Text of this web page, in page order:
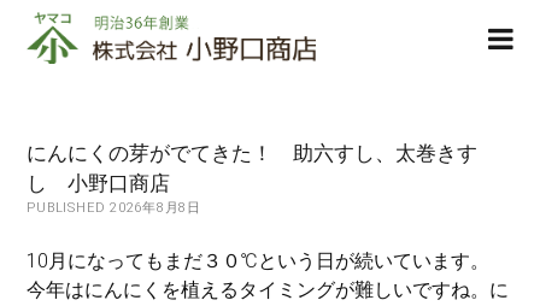
株
式
小
野
口
店
にんにくの芽がでてきた！ 助六すし、太巻きす
し 小野口商店
PUBLISHED 2026年8月8日
10月になってもまだ３０℃という日が続いています。
今年はにんにくを植えるタイミングが難しいですね。に